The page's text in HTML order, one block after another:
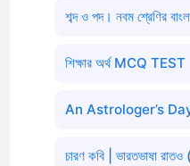
শব্দ ও পদ। নবম শ্রেণির
শিক্ষার অর্থ MCQ TEST
An Astrologer’s
চারণ কবি | ভারতভাষা